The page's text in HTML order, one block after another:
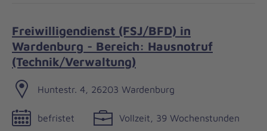
Freiwilligendienst (FSJ/BFD) in
Wardenburg - Bereich: Hausnotruf
(Technik/Verwaltung)
Huntestr. 4, 26203 Wardenburg
befristet Vollzeit, 39 Wochenstunden